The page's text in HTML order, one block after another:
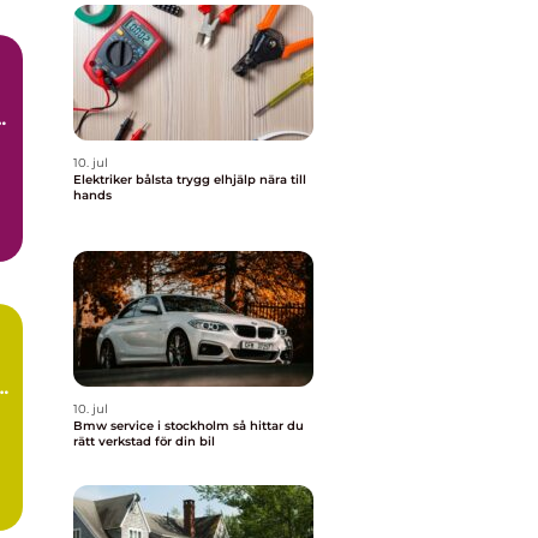
10. jul
Elektriker bålsta trygg elhjälp nära till
hands
10. jul
Bmw service i stockholm så hittar du
rätt verkstad för din bil